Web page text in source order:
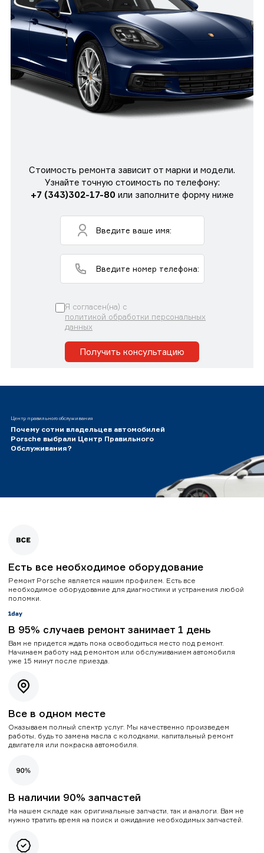
Стоимость ремонта зависит от марки и модели.
Узнайте точную стоимость по телефону:
+7 (343)302-17-80 или заполните форму ниже
Я согласен(на) с
политикой обработки персональных
данных
Получить консультацию
Центр правильного обслуживания
Почему сотни владельцев автомобилей
Porsche выбрали Центр Правильного
Обслуживания?
Есть все необходимое оборудование
Ремонт Porsche является нашим профилем. Есть все
необходимое оборудование для диагностики и устранения любой
поломки.
В 95% случаев ремонт занимает 1 день
Вам не придется ждать пока освободиться место под ремонт.
Начинаем работу над ремонтом или обслуживанием автомобиля
уже 15 минут после приезда.
Все в одном месте
Оказываем полный спектр услуг. Мы качественно произведем
работы, будь то замена масла с колодками, капитальный ремонт
двигателя или покраска автомобиля.
В наличии 90% запчастей
На нашем складе как оригинальные запчасти, так и аналоги. Вам не
нужно тратить время на поиск и ожидание необходимых запчастей.